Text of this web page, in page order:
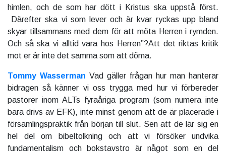
himlen, och de som har dött i Kristus ska uppstå först.
Därefter ska vi som lever och är kvar ryckas upp bland
skyar tillsammans med dem för att möta Herren i rymden.
Och så ska vi alltid vara hos Herren”?Att det riktas kritik
mot er är inte det samma som att döma.
Tommy Wasserman Vad gäller frågan hur man hanterar
bidragen så känner vi oss trygga med hur vi förbereder
pastorer inom ALTs fyraåriga program (som numera inte
bara drivs av EFK), inte minst genom att de är placerade i
församlingspraktik från början till slut. Sen att de lär sig en
hel del om bibeltolkning och att vi försöker undvika
fundamentalism och bokstavstro är något som en del